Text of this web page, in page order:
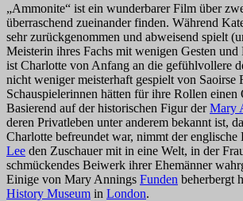
„Ammonite“ ist ein wunderbarer Film über
überraschend zueinander finden. Während
sehr zurückgenommen und abweisend spielt
Meisterin ihres Fachs mit wenigen Gesten und
ist Charlotte von Anfang an die gefühlvollere
nicht weniger meisterhaft gespielt von Saoirse
Schauspielerinnen hätten für ihre Rollen einen
Basierend auf der historischen Figur derMary
deren Privatleben unter anderem bekannt ist,
Charlotte befreundet war, nimmt der englische
Lee den Zuschauer mit in eine Welt, in der
schmückendes Beiwerk ihrer Ehemänner
Einige von Mary Annings Funden beherbergt
History Museum in London.